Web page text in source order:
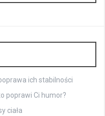
ich stabilności
poprawi Ci humor?
ciała